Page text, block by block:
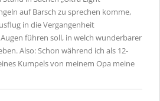
auf Barsch zu sprechen komme,
in die Vergangenheit
führen soll, in welch wunderbarer
Also: Schon während ich als 12-
Kumpels von meinem Opa meine